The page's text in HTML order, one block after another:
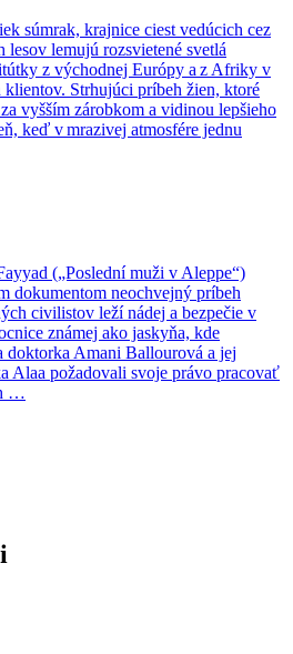
súmrak, krajnice ciest vedúcich cez
lemujú rozsvietené svetlá
z východnej Európy a z Afriky v
Strhujúci príbeh žien, ktoré
vyšším zárobkom a vidinou lepšieho
keď v mrazivej atmosfére jednu
(„Poslední muži v Aleppe“)
dokumentom neochvejný príbeh
civilistov leží nádej a bezpečie v
známej ako jaskyňa, kde
doktorka Amani Ballourová a jej
Alaa požadovali svoje právo pracovať
…